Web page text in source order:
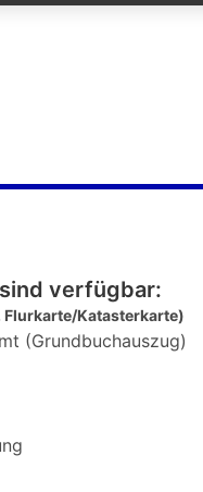
verfügbar:
Flurkarte/Katasterkarte)
(Grundbuchauszug)